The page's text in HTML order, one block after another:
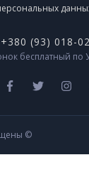
+380 (93) 018-
бесплатный по
©